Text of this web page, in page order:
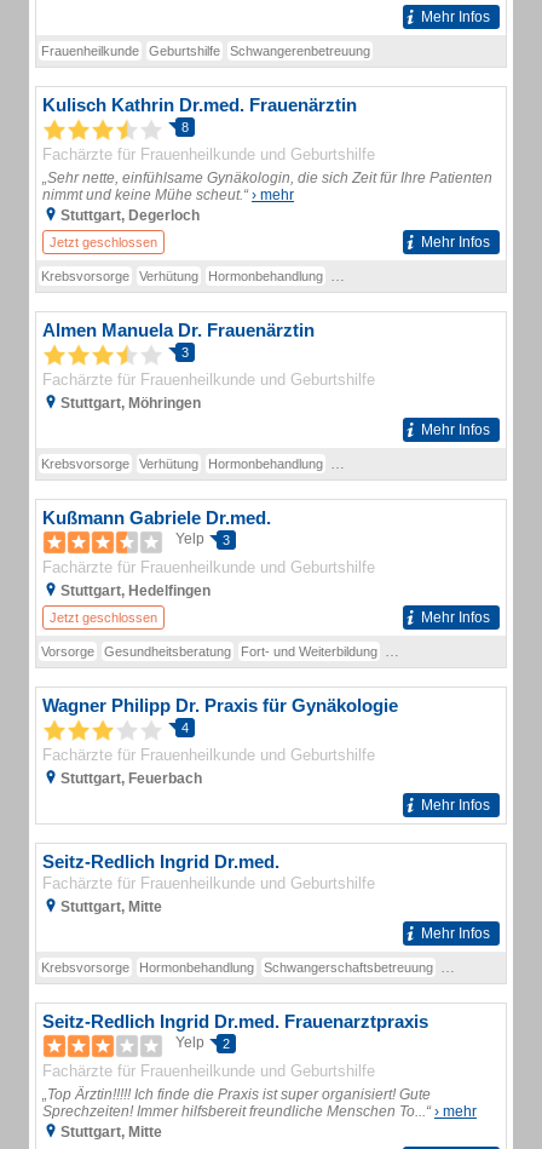
Mehr Infos
Frauenheilkunde Geburtshilfe Schwangerenbetreuung
Kulisch Kathrin Dr.med. Frauenärztin
8
Fachärzte für Frauenheilkunde und Geburtshilfe
„Sehr nette, einfühlsame Gynäkologin, die sich Zeit für Ihre Patienten
nimmt und keine Mühe scheut.“› mehr
Stuttgart, Degerloch
Jetzt geschlossen Mehr Infos
Krebsvorsorge Verhütung Hormonbehandlung
Almen Manuela Dr. Frauenärztin
3
Fachärzte für Frauenheilkunde und Geburtshilfe
Stuttgart, Möhringen
Mehr Infos
Krebsvorsorge Verhütung Hormonbehandlung
Kußmann Gabriele Dr.med.
Yelp 3
Fachärzte für Frauenheilkunde und Geburtshilfe
Stuttgart, Hedelfingen
Jetzt geschlossen Mehr Infos
Vorsorge Gesundheitsberatung Fort- und Weiterbildung
Wagner Philipp Dr. Praxis für Gynäkologie
4
Fachärzte für Frauenheilkunde und Geburtshilfe
Stuttgart, Feuerbach
Mehr Infos
Seitz-Redlich Ingrid Dr.med.
Fachärzte für Frauenheilkunde und Geburtshilfe
Stuttgart, Mitte
Mehr Infos
Krebsvorsorge Hormonbehandlung Schwangerschaftsbetreuung
Seitz-Redlich Ingrid Dr.med. Frauenarztpraxis
Yelp 2
Fachärzte für Frauenheilkunde und Geburtshilfe
„Top Ärztin!!!!! Ich finde die Praxis ist super organisiert! Gute
Sprechzeiten! Immer hilfsbereit freundliche Menschen To...“› mehr
Stuttgart, Mitte